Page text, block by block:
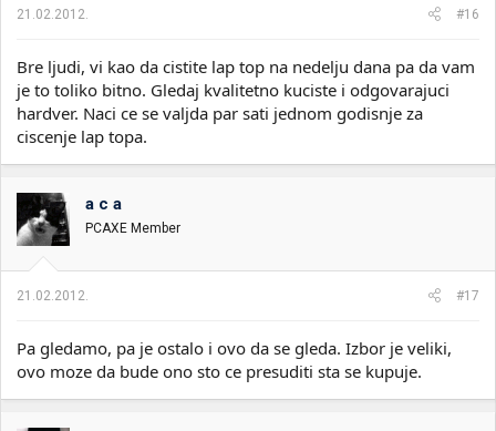
21.02.2012. #16
Bre ljudi, vi kao da cistite lap top na nedelju dana pa da vam
je to toliko bitno. Gledaj kvalitetno kuciste i odgovarajuci
hardver. Naci ce se valjda par sati jednom godisnje za
ciscenje lap topa.
a c a
PCAXE Member
21.02.2012. #17
Pa gledamo, pa je ostalo i ovo da se gleda. Izbor je veliki,
ovo moze da bude ono sto ce presuditi sta se kupuje.